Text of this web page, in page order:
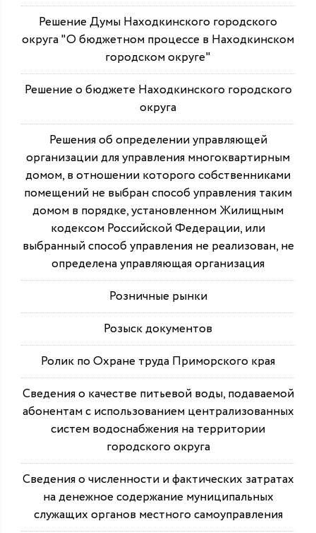
Решение Думы Находкинского городского
округа "О бюджетном процессе в Находкинском
городском округе"
Решение о бюджете Находкинского городского
округа
Решения об определении управляющей
организации для управления многоквартирным
домом, в отношении которого собственниками
помещений не выбран способ управления таким
домом в порядке, установленном Жилищным
кодексом Российской Федерации, или
выбранный способ управления не реализован, не
определена управляющая организация
Розничные рынки
Розыск документов
Ролик по Охране труда Приморского края
Сведения о качестве питьевой воды, подаваемой
абонентам с использованием централизованных
систем водоснабжения на территории
городского округа
Сведения о численности и фактических затратах
на денежное содержание муниципальных
служащих органов местного самоуправления